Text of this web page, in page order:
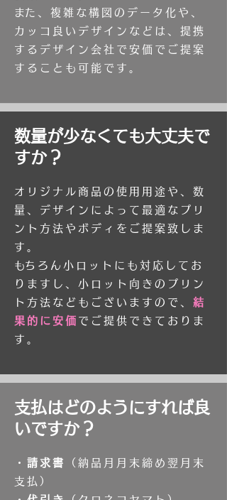
​また、複雑な構図のデータ化や、
カッコ良いデザインなどは、提携
するデザイン会社で安価でご提案
することも可能です。
​数量が少なくても大丈夫で
すか？
オリジナル商品の使用用途や、数
量、デザインによって最適なプリ
ント方法やボディをご提案致しま
す。
​もちろん小ロットにも対応してお
りますし、小ロット向きのプリン
ト方法などもございますので、 結
果的に安価 でご提供できておりま
す。
​支払はどのようにすれば良
いですか？
・ 請求書
（納品月月末締め翌月末
支払）